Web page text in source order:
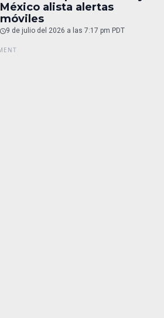
México alista alertas
móviles
9 de julio del 2026 a las 7:17 pm PDT